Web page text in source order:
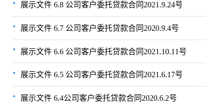
展示文件 6.8 公司客户委托贷款合同2021.9.24号
展示文件 6.7 公司客户委托贷款合同2020.9.4号
展示文件 6.6 公司客户委托贷款合同2021.10.11号
展示文件 6.5 公司客户委托贷款合同2021.6.17号
展示文件 6.4公司客户委托贷款合同2020.6.2号